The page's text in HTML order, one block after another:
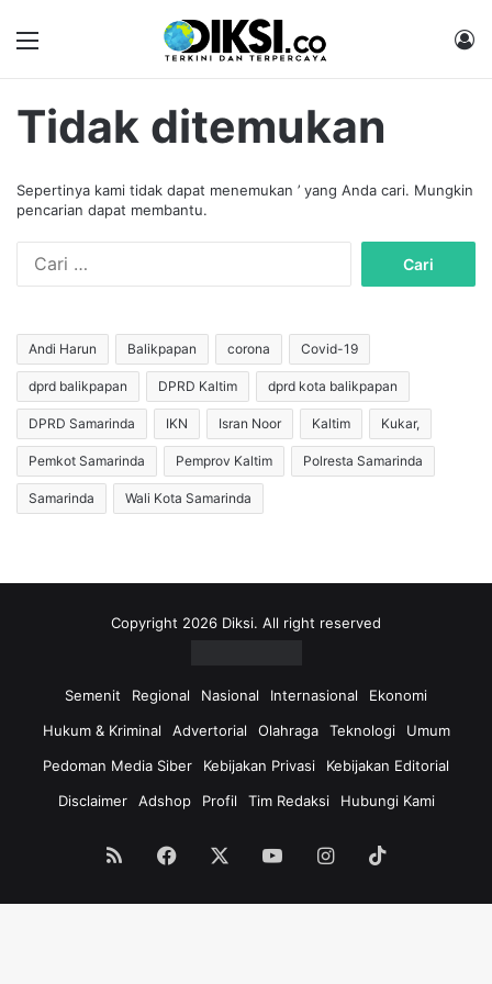
Tidak ditemukan
Sepertinya kami tidak dapat menemukan ’ yang Anda cari. Mungkin
pencarian dapat membantu.
u
n
t
u
k
:
Andi Harun Balikpapan corona Covid-19
dprd balikpapan DPRD Kaltim dprd kota balikpapan
DPRD Samarinda IKN Isran Noor Kaltim Kukar,
Pemkot Samarinda Pemprov Kaltim Polresta Samarinda
Samarinda Wali Kota Samarinda
Copyright 2026 Diksi. All right reserved
Semenit Regional Nasional Internasional
Ekonomi
Hukum & Kriminal
Advertorial Olahraga Teknologi
Umum
Pedoman Media Siber
Kebijakan Privasi
Kebijakan Editorial
Disclaimer
Adshop Profil Tim Redaksi Hubungi Kami
RSS Facebook YouTubeInstagram